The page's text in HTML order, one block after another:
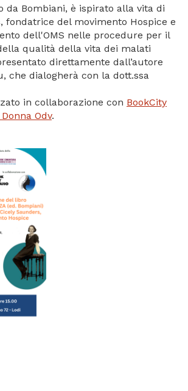
da Bombiani, è ispirato alla vita di
fondatrice del movimento Hospice e
dell'OMS nelle procedure per il
qualità della vita dei malati
direttamente dall’autore
che dialogherà con la dott.ssa
in collaborazione con BookCity
Odv.